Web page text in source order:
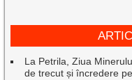
La Petrila, Ziua
de trecut și încredere